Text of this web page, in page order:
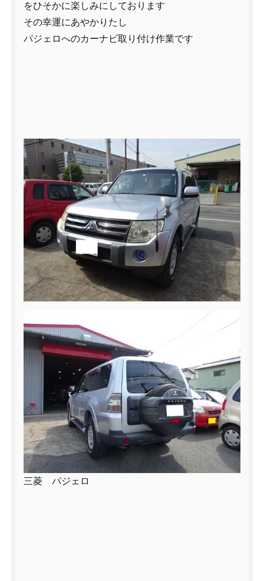
をひそかに楽しみにしております
その幸運にあやかりたし
パジェロへのカーナビ取り付け作業です
三菱 パジェロ